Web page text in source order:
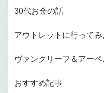
30代お金の話
アウトレットに行ってみ
ヴァンクリーフ＆アーペ
おすすめ記事